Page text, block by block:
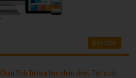
Đọc thêm
Châu Tinh Trì hứa hẹn phim chiếu Tết 'cười